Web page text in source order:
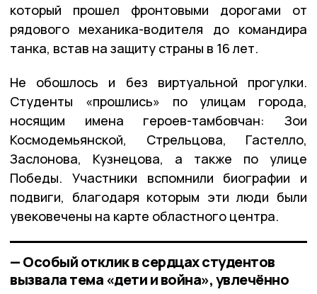
который прошел фронтовыми дорогами от
рядового механика-водителя до командира
танка, встав на защиту страны в 16 лет.
Не обошлось и без виртуальной прогулки.
Студенты «прошлись» по улицам города,
носящим имена героев-тамбовчан: Зои
Космодемьянской, Стрельцова, Гастелло,
Заслонова, Кузнецова, а также по улице
Победы. Участники вспомнили биографии и
подвиги, благодаря которым эти люди были
увековечены на карте областного центра.
— Особый отклик в сердцах студентов
вызвала тема «дети и война», увлечённо